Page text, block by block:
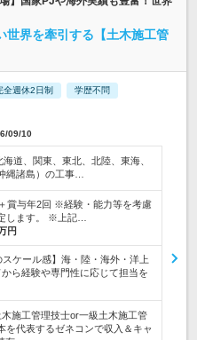
世界を牽引する【土木施工管
全週休2日制 学歴不問
09/10
道、関東、東北、北陸、東海、
縄諸島）の工事…
賞与年2回 ※経験・能力等を考慮
します。 ※上記…
円
スケール感】海・陸・海外・洋上
ら経験や専門性に応じて担当を
木施工管理技士or一級土木施工管
代表するゼネコンで収入＆キャ